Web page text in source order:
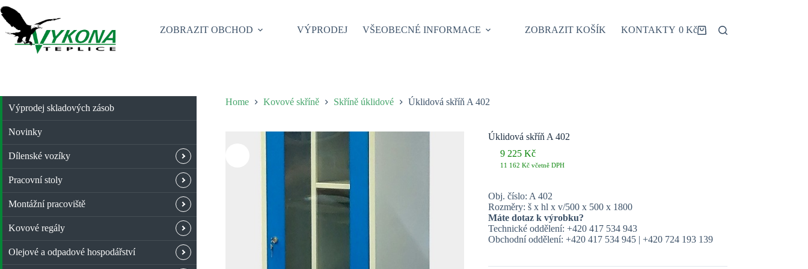
Skip
to
content
ZOBRAZIT OBCHOD VÝPRODEJ VŠEOBECNÉ INFORMACE ZOBRAZIT KOŠÍK KONTAKTYShopping
0 Kč
Home Kovové skříně Skříně úklidové Úklidová skříň A 402
Úklidová skříň A 402
9 225Kč
11 162Kč včetně DPH
Obj. číslo: A 402
Rozměry: š x hl x v/500 x 500 x 1800
Máte dotaz k výrobku?
Technické oddělení: +420 417 534 943
Obchodní oddělení: +420 417 534 945 | +420 724 193 139
Výprodej skladových zásob
Novinky
Dílenské vozíky
Pracovní stoly
Montážní pracoviště
Kovové regály
Olejové a odpadové hospodářství